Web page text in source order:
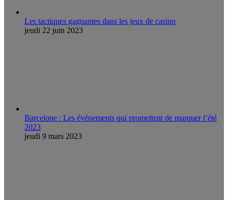
Les tactiques gagnantes dans les jeux de casino
jeudi 22 juin 2023
Barcelone : Les événements qui promettent de marquer l’été
2023
jeudi 9 mars 2023